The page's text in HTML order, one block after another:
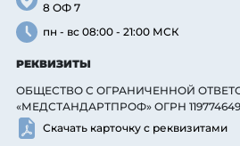
8 ОФ 7
пн - вс 08:00 - 21:00 МСК
РЕКВИЗИТЫ
ОБЩЕСТВО С ОГРАНИЧЕННОЙ
«МЕДСТАНДАРТПРОФ» ОГРН
Скачать карточку с реквизитами